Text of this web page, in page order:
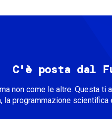
C'è posta dal
non come le altre. Questa ti
la programmazione scientifica